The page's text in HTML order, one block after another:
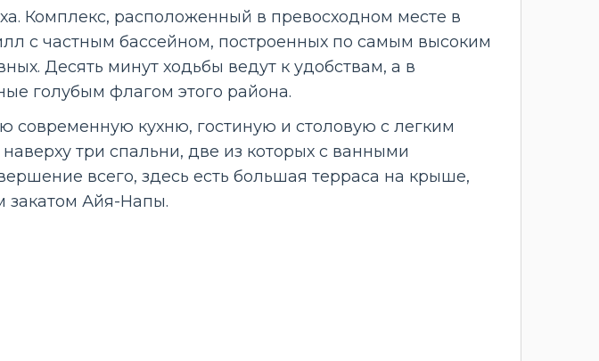
Комплекс, расположенный в превосходном месте в
с частным бассейном, построенных по самым высоким
Десять минут ходьбы ведут к удобствам, а в
голубым флагом этого района.
современную кухню, гостиную и столовую с легким
три спальни, две из которых с ванными
всего, здесь есть большая терраса на крыше,
закатом Айя-Напы.